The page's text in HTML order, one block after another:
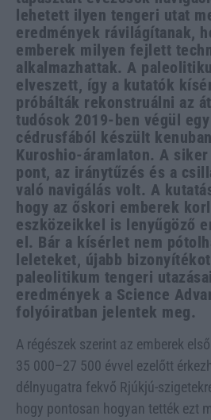
lehetett ilyen tengeri utat
eredmények rávilágítanak,
emberek milyen fejlett
alkalmazhattak. A
elveszett, így a kutatók
próbálták rekonstruálni az
tudósok 2019-ben végül
cédrusfából készült
Kuroshio-áramlaton. A
pont, az iránytűzés és a
való navigálás volt. A
hogy az őskori emberek
eszközeikkel is lenyűgöző
el. Bár a kísérlet nem
leleteket, újabb
paleolitikum tengeri
eredmények a Science
folyóiratban jelentek meg.
A régészek szerint az emberek
35 000–27 500 évvel ezelőtt
délnyugatra fekvő Rjúkjú-
hogy pontosan hogyan tették ezt